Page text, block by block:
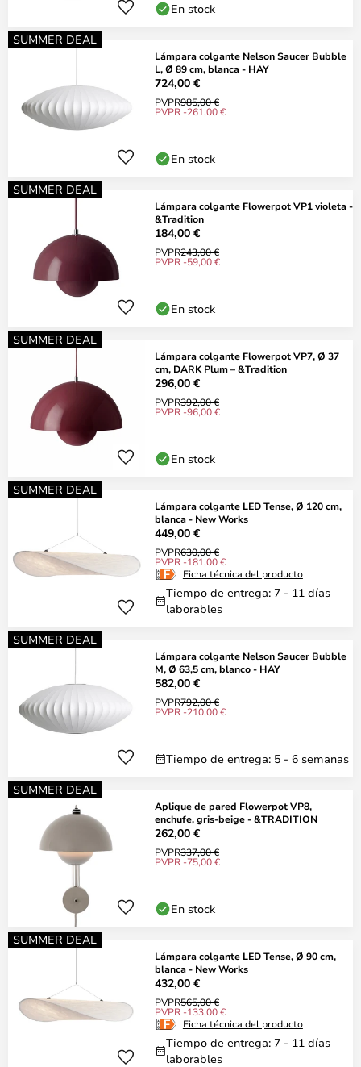
En stock
SUMMER DEAL
Lámpara colgante Nelson Saucer Bubble
L, Ø 89 cm, blanca - HAY
724,00 €
PVPR985,00 €
PVPR -261,00 €
En stock
SUMMER DEAL
Lámpara colgante Flowerpot VP1 violeta -
&Tradition
184,00 €
PVPR243,00 €
PVPR -59,00 €
En stock
SUMMER DEAL
Lámpara colgante Flowerpot VP7, Ø 37
cm, DARK Plum – &Tradition
296,00 €
PVPR392,00 €
PVPR -96,00 €
En stock
SUMMER DEAL
Lámpara colgante LED Tense, Ø 120 cm,
blanca - New Works
449,00 €
PVPR630,00 €
PVPR -181,00 €
Ficha técnica del producto
Tiempo de entrega: 7 - 11 días
laborables
SUMMER DEAL
Lámpara colgante Nelson Saucer Bubble
M, Ø 63,5 cm, blanco - HAY
582,00 €
PVPR792,00 €
PVPR -210,00 €
Tiempo de entrega: 5 - 6 semanas
SUMMER DEAL
Aplique de pared Flowerpot VP8,
enchufe, gris-beige - &TRADITION
262,00 €
PVPR337,00 €
PVPR -75,00 €
En stock
SUMMER DEAL
Lámpara colgante LED Tense, Ø 90 cm,
blanca - New Works
432,00 €
PVPR565,00 €
PVPR -133,00 €
Ficha técnica del producto
Tiempo de entrega: 7 - 11 días
laborables